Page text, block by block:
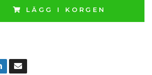
LÄGG I KORGEN